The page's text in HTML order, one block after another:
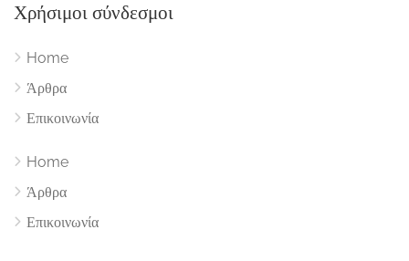
Χρήσιμοι σύνδεσμοι
Home
Άρθρα
Επικοινωνία
Home
Άρθρα
Επικοινωνία